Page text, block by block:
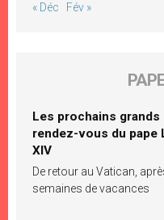
« Déc Fév »
Les prochains grands
rendez-vous du pape
XIV
De retour au Vatican,
semaines de vacances